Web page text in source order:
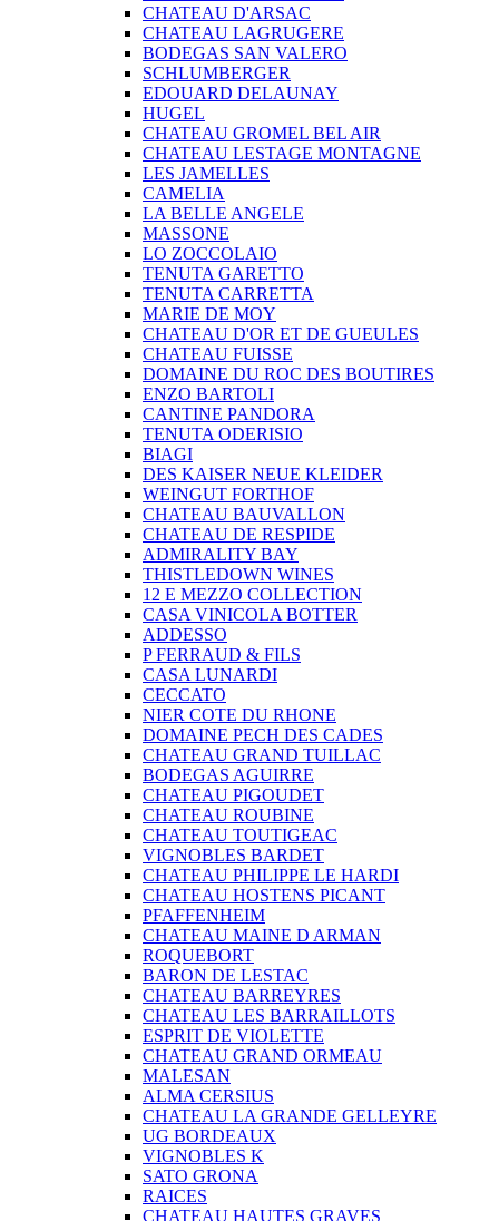
CHATEAU D'ARSAC
CHATEAU LAGRUGERE
BODEGAS SAN VALERO
SCHLUMBERGER
EDOUARD DELAUNAY
HUGEL
CHATEAU GROMEL BEL AIR
CHATEAU LESTAGE MONTAGNE
LES JAMELLES
CAMELIA
LA BELLE ANGELE
MASSONE
LO ZOCCOLAIO
TENUTA GARETTO
TENUTA CARRETTA
MARIE DE MOY
CHATEAU D'OR ET DE GUEULES
CHATEAU FUISSE
DOMAINE DU ROC DES BOUTIRES
ENZO BARTOLI
CANTINE PANDORA
TENUTA ODERISIO
BIAGI
DES KAISER NEUE KLEIDER
WEINGUT FORTHOF
CHATEAU BAUVALLON
CHATEAU DE RESPIDE
ADMIRALITY BAY
THISTLEDOWN WINES
12 E MEZZO COLLECTION
CASA VINICOLA BOTTER
ADDESSO
P FERRAUD & FILS
CASA LUNARDI
CECCATO
NIER COTE DU RHONE
DOMAINE PECH DES CADES
CHATEAU GRAND TUILLAC
BODEGAS AGUIRRE
CHATEAU PIGOUDET
CHATEAU ROUBINE
CHATEAU TOUTIGEAC
VIGNOBLES BARDET
CHATEAU PHILIPPE LE HARDI
CHATEAU HOSTENS PICANT
PFAFFENHEIM
CHATEAU MAINE D ARMAN
ROQUEBORT
BARON DE LESTAC
CHATEAU BARREYRES
CHATEAU LES BARRAILLOTS
ESPRIT DE VIOLETTE
CHATEAU GRAND ORMEAU
MALESAN
ALMA CERSIUS
CHATEAU LA GRANDE GELLEYRE
UG BORDEAUX
VIGNOBLES K
SATO GRONA
RAICES
CHATEAU HAUTES GRAVES